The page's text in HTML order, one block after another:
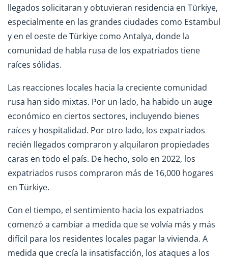
llegados solicitaran y obtuvieran residencia en Türkiye,
especialmente en las grandes ciudades como Estambul
y en el oeste de Türkiye como Antalya, donde la
comunidad de habla rusa de los expatriados tiene
raíces sólidas.
Las reacciones locales hacia la creciente comunidad
rusa han sido mixtas. Por un lado, ha habido un auge
económico en ciertos sectores, incluyendo bienes
raíces y hospitalidad. Por otro lado, los expatriados
recién llegados compraron y alquilaron propiedades
caras en todo el país. De hecho, solo en 2022, los
expatriados rusos compraron más de 16,000 hogares
en Türkiye.
Con el tiempo, el sentimiento hacia los expatriados
comenzó a cambiar a medida que se volvía más y más
difícil para los residentes locales pagar la vivienda. A
medida que crecía la insatisfacción, los ataques a los